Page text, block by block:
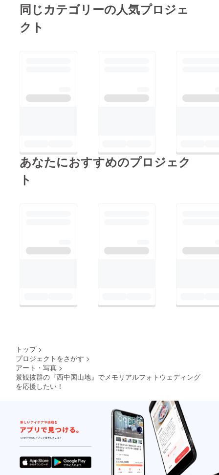
同じカテゴリーの人気プロジェ
クト
あなたにおすすめのプロジェク
ト
トップ >
プロジェクトをさがす >
アート・写真 >
景観抜群の『西中国山地』でメモリアルフォトウェディング
を応援したい！